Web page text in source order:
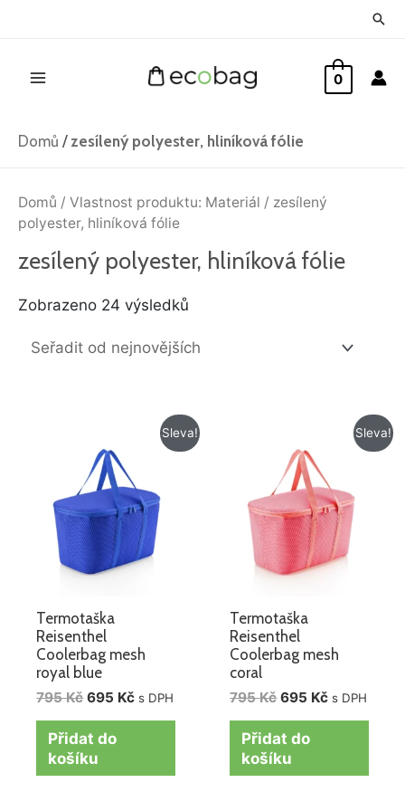
0
Domů / zesílený polyester, hliníková fólie
Domů / Vlastnost produktu: Materiál / zesílený
polyester, hliníková fólie
zesílený polyester, hliníková fólie
Zobrazeno 24 výsledků
nejnovějších
Sleva!
Termotaška
Reisenthel
Coolerbag mesh
royal blue
795Kč
cena
byla:
795 Kč.
695 Kč
Aktuální
cena
695 Kč.
s DPH
Přidat do
košíku
Sleva!
Termotaška
Reisenthel
Coolerbag mesh
coral
795Kč
cena
byla:
795 Kč.
695 Kč
Aktuální
cena
695 Kč.
s DPH
Přidat do
košíku